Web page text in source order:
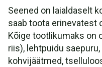
Seened on laialdaselt
saab toota erinevatest
Kõige tootlikumaks on
riis), lehtpuidu
kohvijäätmed,